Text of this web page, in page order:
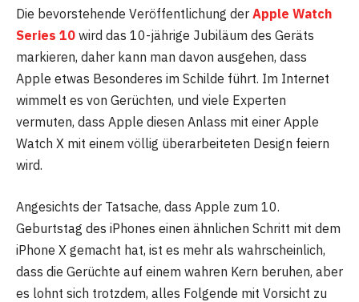
Die bevorstehende Veröffentlichung der Apple Watch
Series 10 wird das 10-jährige Jubiläum des Geräts
markieren, daher kann man davon ausgehen, dass
Apple etwas Besonderes im Schilde führt. Im Internet
wimmelt es von Gerüchten, und viele Experten
vermuten, dass Apple diesen Anlass mit einer Apple
Watch X mit einem völlig überarbeiteten Design feiern
wird.
Angesichts der Tatsache, dass Apple zum 10.
Geburtstag des iPhones einen ähnlichen Schritt mit dem
iPhone X gemacht hat, ist es mehr als wahrscheinlich,
dass die Gerüchte auf einem wahren Kern beruhen, aber
es lohnt sich trotzdem, alles Folgende mit Vorsicht zu